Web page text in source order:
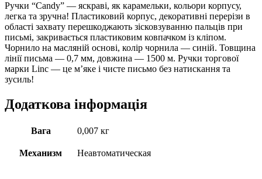
Ручки “Candy” — яскраві, як карамельки, кольори корпусу,
легка та зручна! Пластиковий корпус, декоративні перерізи в
області захвату перешкоджають зісковзуванню пальців при
письмі, закривається пластиковим ковпачком із кліпом.
Чорнило на масляній основі, колір чорнила — синій. Товщина
лінії письма — 0,7 мм, довжина — 1500 м. Ручки торгової
марки Linc — це м’яке і чисте письмо без натискання та
зусиль!
Додаткова інформація
Вага 0,007 кг
Механизм Неавтоматическая